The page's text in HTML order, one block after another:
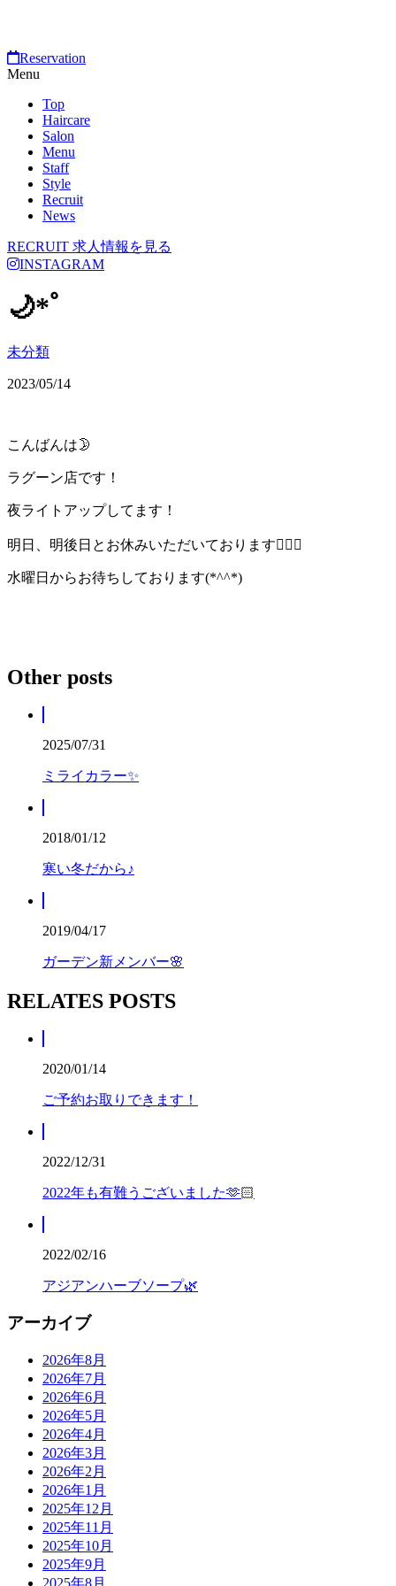
Reservation
Menu
Top
Haircare
Salon
Menu
Staff
Style
Recruit
News
RECRUIT 求人情報を見る
INSTAGRAM
🌙*ﾟ
未分類
2023/05/14
こんばんは🌛
ラグーン店です！
夜ライトアップしてます！
明日、明後日とお休みいただいております🙇🏻‍♀️
水曜日からお待ちしております(*^^*)
Other posts
2025/07/31
ミライカラー✨
2018/01/12
寒い冬だから♪
2019/04/17
ガーデン新メンバー🌸
RELATES POSTS
2020/01/14
ご予約お取りできます！
2022/12/31
2022年も有難うございました🫶🏻
2022/02/16
アジアンハーブソープ🌿
アーカイブ
2026年8月
2026年7月
2026年6月
2026年5月
2026年4月
2026年3月
2026年2月
2026年1月
2025年12月
2025年11月
2025年10月
2025年9月
2025年8月